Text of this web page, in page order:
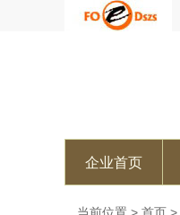
企业首页